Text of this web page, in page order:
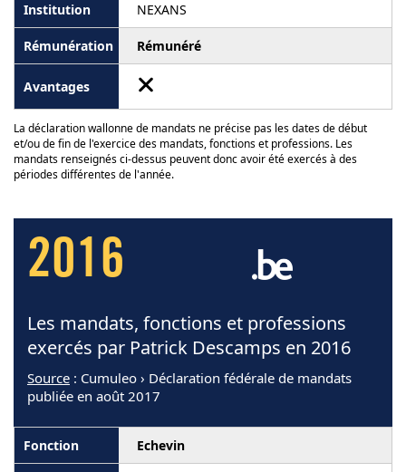
NEXANS
Rémunéré
La déclaration wallonne de mandats ne précise pas les dates de début
et/ou de fin de l'exercice des mandats, fonctions et professions. Les
mandats renseignés ci-dessus peuvent donc avoir été exercés à des
périodes différentes de l'année.
2016
Les mandats, fonctions et professions
exercés par Patrick Descamps en 2016
Source : Cumuleo › Déclaration fédérale de mandats
publiée en août 2017
Echevin